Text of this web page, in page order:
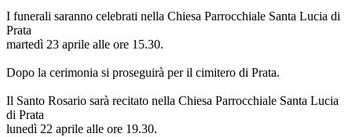
I funerali saranno celebrati nella Chiesa Parrocchiale Santa Lucia di
Prata
martedì 23 aprile alle ore 15.30.
Dopo la cerimonia si proseguirà per il cimitero di Prata.
Il Santo Rosario sarà recitato nella Chiesa Parrocchiale Santa Lucia
di Prata
lunedì 22 aprile alle ore 19.30.